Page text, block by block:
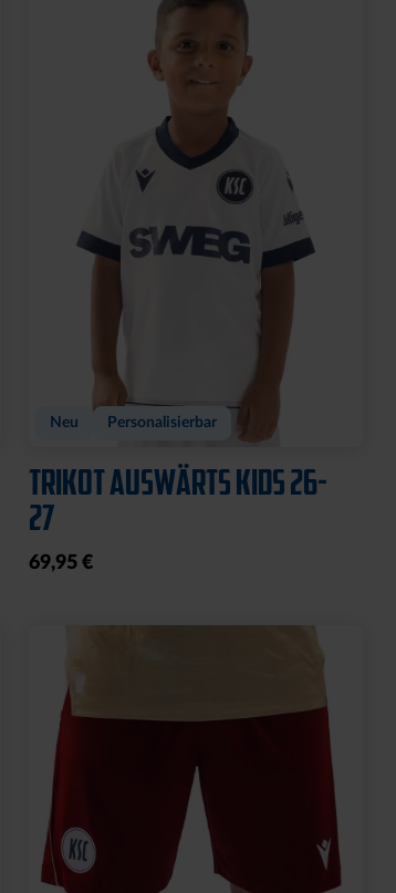
Neu Personalisierbar
TRIKOT AUSWÄRTS KIDS 26-
27
69,95 €